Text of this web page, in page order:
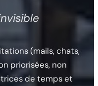
(mails, chats,
priorisées, non
de temps et